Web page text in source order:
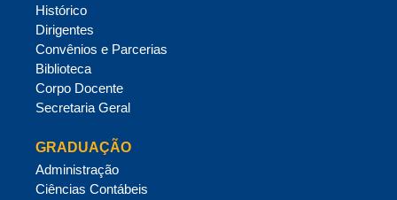
Histórico
Dirigentes
Convênios e Parcerias
Biblioteca
Corpo Docente
Secretaria Geral
GRADUAÇÃO
Administração
Ciências Contábeis